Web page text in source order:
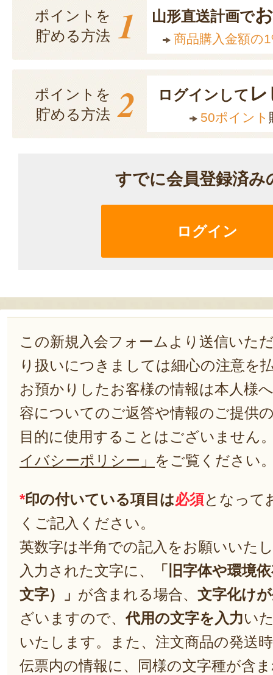
ポイントを
貯める方法 1 山形直送計画で
商品購入金額の
ポイントを
貯める方法 2 ログインして
50ポイント
すでに会員登録済み
ログイン
この新規入会フォームより送信いた
り扱いにつきましては細心の注意を
お預かりしたお客様の情報は本人様
容についてのご返答や情報のご提供
目的に使用することはございません
イバシーポリシー」 をご覧ください
*印の付いている項目は必須となって
くご記入ください。
英数字は半角での記入をお願いいた
入力された文字に、
「旧字体や環境
文字）」 が含まれる場合、 文字化け
ざいますので、代用の文字を入力い
いたします。また、注文商品の発送
伝票内の情報に、同様の文字種が含